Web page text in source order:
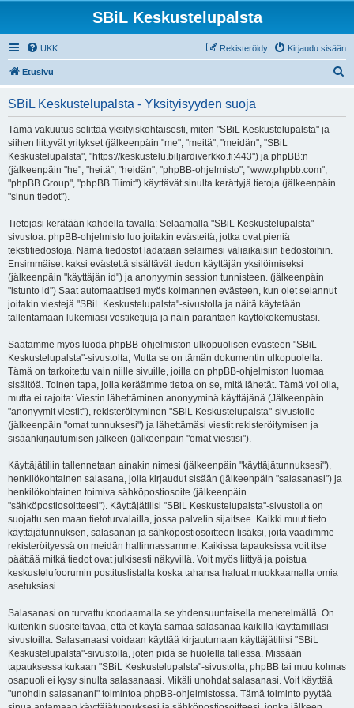
SBiL Keskustelupalsta
UKK Kirjaudu sisään
Rekisteröidy
Etusivu
SBiL Keskustelupalsta - Yksityisyyden suoja
Tämä vakuutus selittää yksityiskohtaisesti, miten "SBiL Keskustelupalsta" ja
siihen liittyvät yritykset (jälkeenpäin "me", "meitä", "meidän", "SBiL
Keskustelupalsta", "https://keskustelu.biljardiverkko.fi:443") ja phpBB:n
(jälkeenpäin "he", "heitä", "heidän", "phpBB-ohjelmisto", "www.phpbb.com",
"phpBB Group", "phpBB Tiimit") käyttävät sinulta kerättyjä tietoja (jälkeenpäin
"sinun tiedot").
Tietojasi kerätään kahdella tavalla: Selaamalla "SBiL Keskustelupalsta"-
sivustoa. phpBB-ohjelmisto luo joitakin evästeitä, jotka ovat pieniä
tekstitiedostoja. Nämä tiedostot ladataan selaimesi väliaikaisiin tiedostoihin.
Ensimmäiset kaksi evästettä sisältävät tiedon käyttäjän yksilöimiseksi
(jälkeenpäin "käyttäjän id") ja anonyymin session tunnisteen. (jälkeenpäin
"istunto id") Saat automaattiseti myös kolmannen evästeen, kun olet selannut
joitakin viestejä "SBiL Keskustelupalsta"-sivustolla ja näitä käytetään
tallentamaan lukemiasi vestiketjuja ja näin parantaen käyttökokemustasi.
Saatamme myös luoda phpBB-ohjelmiston ulkopuolisen evästeen "SBiL
Keskustelupalsta"-sivustolta, Mutta se on tämän dokumentin ulkopuolella.
Tämä on tarkoitettu vain niille sivuille, joilla on phpBB-ohjelmiston luomaa
sisältöä. Toinen tapa, jolla keräämme tietoa on se, mitä lähetät. Tämä voi olla,
mutta ei rajoita: Viestin lähettäminen anonyyminä käyttäjänä (Jälkeenpäin
"anonyymit viestit"), rekisteröityminen "SBiL Keskustelupalsta"-sivustolle
(jälkeenpäin "omat tunnuksesi") ja lähettämäsi viestit rekisteröitymisen ja
sisäänkirjautumisen jälkeen (jälkeenpäin "omat viestisi").
Käyttäjätiliin tallennetaan ainakin nimesi (jälkeenpäin "käyttäjätunnuksesi"),
henkilökohtainen salasana, jolla kirjaudut sisään (jälkeenpäin "salasanasi") ja
henkilökohtainen toimiva sähköpostiosoite (jälkeenpäin
"sähköpostiosoitteesi"). Käyttäjätilisi "SBiL Keskustelupalsta"-sivustolla on
suojattu sen maan tietoturvalailla, jossa palvelin sijaitsee. Kaikki muut tieto
käyttäjätunnuksen, salasanan ja sähköpostiosoitteen lisäksi, joita vaadimme
rekisteröityessä on meidän hallinnassamme. Kaikissa tapauksissa voit itse
päättää mitkä tiedot ovat julkisesti näkyvillä. Voit myös liittyä ja poistua
keskustelufoorumin postituslistalta koska tahansa haluat muokkaamalla omia
asetuksiasi.
Salasanasi on turvattu koodaamalla se yhdensuuntaisella menetelmällä. On
kuitenkin suositeltavaa, että et käytä samaa salasanaa kaikilla käyttämilläsi
sivustoilla. Salasanaasi voidaan käyttää kirjautumaan käyttäjätiliisi "SBiL
Keskustelupalsta"-sivustolla, joten pidä se huolella tallessa. Missään
tapauksessa kukaan "SBiL Keskustelupalsta"-sivustolta, phpBB tai muu kolmas
osapuoli ei kysy sinulta salasanaasi. Mikäli unohdat salasanasi. Voit käyttää
"unohdin salasanani" toimintoa phpBB-ohjelmistossa. Tämä toiminto pyytää